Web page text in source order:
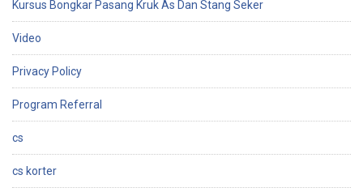
Kursus Bongkar Pasang Kruk As Dan Stang Seker
Video
Privacy Policy
Program Referral
cs
cs korter